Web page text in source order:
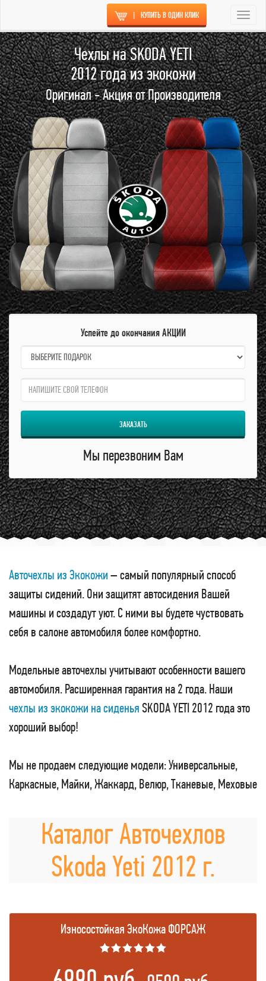
| КУПИТЬ В ОДИН КЛИК
Чехлы на SKODA YETI
2012 года из экокожи
Оригинал - Акция от Производителя
Успейте до окончания АКЦИИ
name:
qzw:
ЗАКАЗАТЬ
Мы перезвоним Вам
Авточехлы из Экокожи– самый популярный способ
защиты сидений. Они защитят автосидения Вашей
машины и создадут уют. С ними вы будете чуствовать
себя в салоне автомобиля более комфортно.
Модельные авточехлы учитывают особенности вашего
автомобиля. Расширенная гарантия на 2 года. Наши
чехлы из экокожи на сиденьяSKODA YETI 2012 года это
хороший выбор!
Мы не продаем следующие модели: Универсальные,
Каркасные, Майки, Жаккард, Велюр, Тканевые, Меховые
Каталог Авточехлов
Skoda Yeti 2012 г.
Износостойкая ЭкоКожа ФОРСАЖ
★★★★★★